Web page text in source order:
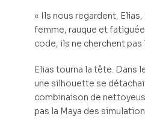
« Ils nous regardent,
femme, rauque et
code, ils ne cherchent pas
Elias tourna la tête. Dans
une silhouette se
combinaison de
pas la Maya des